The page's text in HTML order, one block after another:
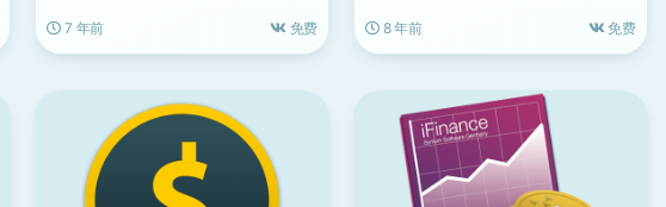
7 年前
免费
8 年前
免费